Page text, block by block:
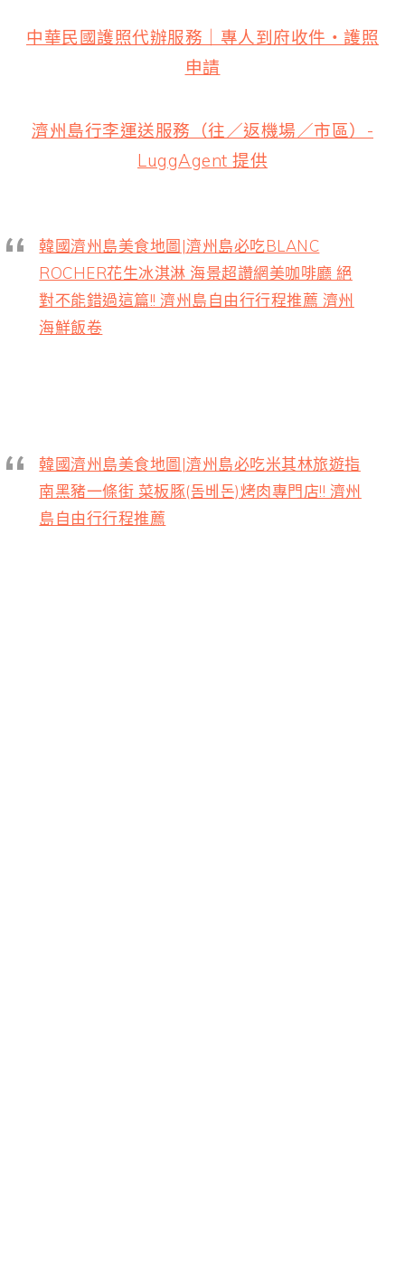
中華民國護照代辦服務｜專人到府收件・護照
申請
濟州島行李運送服務（往／返機場／市區）-
LuggAgent 提供
韓國濟州島美食地圖|濟州島必吃BLANC
ROCHER花生冰淇淋 海景超讚網美咖啡廳 絕
對不能錯過這篇!! 濟州島自由行行程推薦 濟州
海鮮飯卷
韓國濟州島美食地圖|濟州島必吃米其林旅遊指
南黑豬一條街 菜板豚(돔베돈)烤肉專門店!! 濟州
島自由行行程推薦